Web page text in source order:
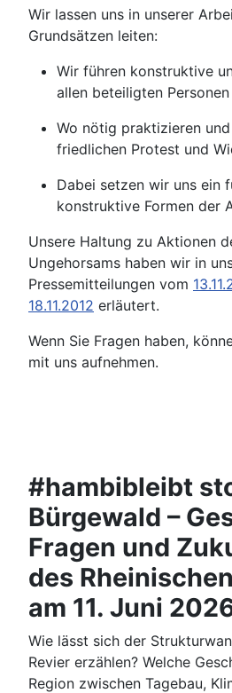
Wir lassen uns in unserer
Grundsätzen leiten:
Wir führen konstruktive
allen beteiligten
Wo nötig praktizieren
friedlichen Protest und
Dabei setzen wir uns ein
konstruktive Formen der
Unsere Haltung zu Aktionen
Ungehorsams haben wir in
Pressemitteilungen vom
18.11.2012 erläutert.
Wenn Sie Fragen haben,
mit uns aufnehmen.
#hambibleibt
Bürgewald –
Fragen und
des
am 11. Juni
Wie lässt sich der
Revier erzählen? Welche
Region zwischen Tagebau,